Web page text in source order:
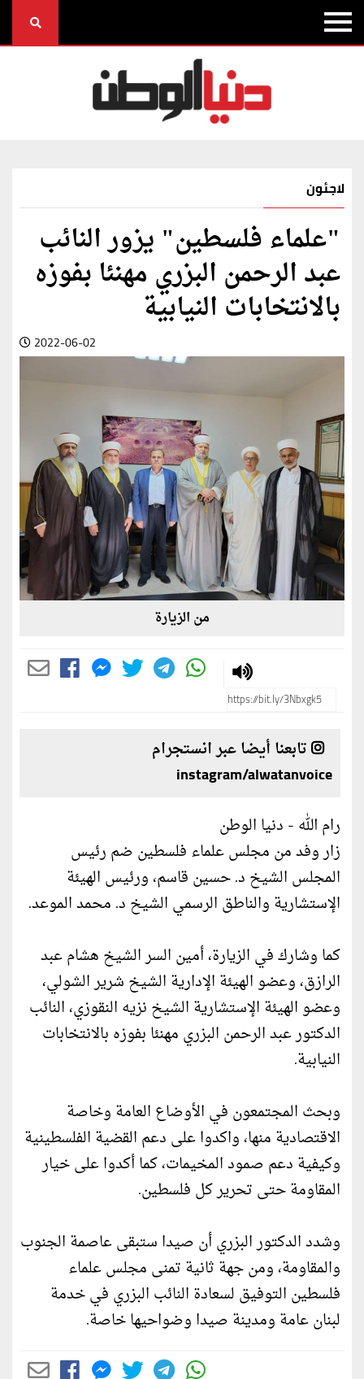
لاجئون
"علماء فلسطين" يزور النائب
عبد الرحمن البزري مهنئا بفوزه
بالانتخابات النيابية
2022-06-02
من الزيارة
تابعنا أيضا عبر انستجرام
instagram/alwatanvoice
رام الله - دنيا الوطن
زار وفد من مجلس علماء فلسطين ضم رئيس
المجلس الشيخ د. حسين قاسم، ورئيس الهيئة
الإستشارية والناطق الرسمي الشيخ د. محمد الموعد.
كما وشارك في الزيارة، أمين السر الشيخ هشام عبد
الرازق، وعضو الهيئة الإدارية الشيخ شرير الشولي،
وعضو الهيئة الإستشارية الشيخ نزيه النقوزي، النائب
الدكتور عبد الرحمن البزري مهنئا بفوزه بالانتخابات
النيابية.
وبحث المجتمعون في الأوضاع العامة وخاصة
الاقتصادية منها، واكدوا على دعم القضية الفلسطينية
وكيفية دعم صمود المخيمات، كما أكدوا على خيار
المقاومة حتى تحرير كل فلسطين.
وشدد الدكتور البزري أن صيدا ستبقى عاصمة الجنوب
والمقاومة، ومن جهة ثانية تمنى مجلس علماء
فلسطين التوفيق لسعادة النائب البزري في خدمة
لبنان عامة ومدينة صيدا وضواحيها خاصة.